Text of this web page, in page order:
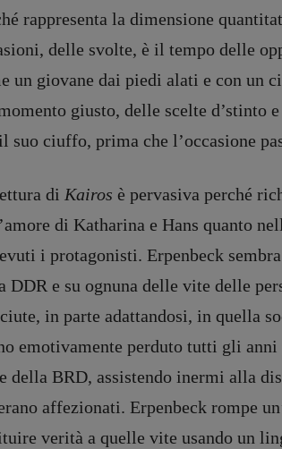
rappresenta la dimensione
delle svolte, è il tempo delle
un giovane dai piedi alati e con un
giusto, delle scelte d’stinto
suo ciuffo, prima che l’occasione
di Kairos è pervasiva perché
di Katharina e Hans quanto
i protagonisti. Erpenbeck
DDR e su ognuna delle vite delle
in parte adattandosi, in quella
emotivamente perduto tutti gli
della BRD, assistendo inermi alla
affezionati. Erpenbeck rompe
verità a quelle vite usando un